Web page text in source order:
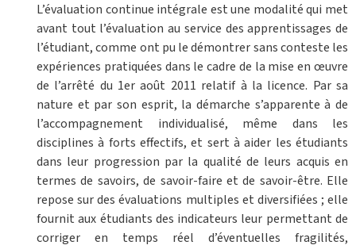
L’évaluation continue intégrale est une modalité qui met
avant tout l’évaluation au service des apprentissages de
l’étudiant, comme ont pu le démontrer sans conteste les
expériences pratiquées dans le cadre de la mise en œuvre
de l’arrêté du 1er août 2011 relatif à la licence. Par sa
nature et par son esprit, la démarche s’apparente à de
l’accompagnement individualisé, même dans les
disciplines à forts effectifs, et sert à aider les étudiants
dans leur progression par la qualité de leurs acquis en
termes de savoirs, de savoir-faire et de savoir-être. Elle
repose sur des évaluations multiples et diversifiées ; elle
fournit aux étudiants des indicateurs leur permettant de
corriger en temps réel d’éventuelles fragilités,